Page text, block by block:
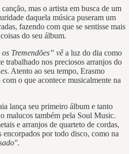
mas o artista em busca de um
daquela música puseram um
fazendo com que se sentisse mais
do seu álbum.
Tremendões” vê a luz do dia como
trabalhado nos preciosos arranjos do
. Atento ao seu tempo, Erasmo
o que acontece musicalmente na
lança seu primeiro álbum e tanto
malucos também pela Soul Music.
e arranjos de quarteto de cordas,
encorpados por todo disco, como na